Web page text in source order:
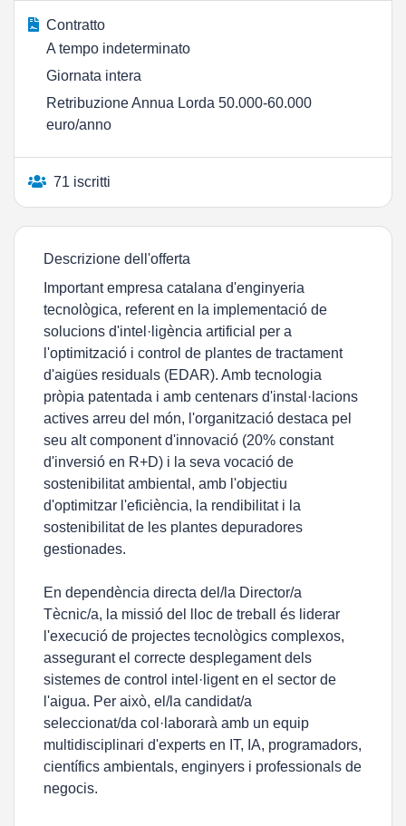
Contratto
A tempo indeterminato
Giornata intera
Retribuzione Annua Lorda 50.000-60.000
euro/anno
71 iscritti
Descrizione dell'offerta
Important empresa catalana d'enginyeria
tecnològica, referent en la implementació de
solucions d'intel·ligència artificial per a
l'optimització i control de plantes de tractament
d'aigües residuals (EDAR). Amb tecnologia
pròpia patentada i amb centenars d'instal·lacions
actives arreu del món, l'organització destaca pel
seu alt component d'innovació (20% constant
d'inversió en R+D) i la seva vocació de
sostenibilitat ambiental, amb l'objectiu
d'optimitzar l'eficiència, la rendibilitat i la
sostenibilitat de les plantes depuradores
gestionades.
En dependència directa del/la Director/a
Tècnic/a, la missió del lloc de treball és liderar
l'execució de projectes tecnològics complexos,
assegurant el correcte desplegament dels
sistemes de control intel·ligent en el sector de
l'aigua. Per això, el/la candidat/a
seleccionat/da col·laborarà amb un equip
multidisciplinari d'experts en IT, IA, programadors,
científics ambientals, enginyers i professionals de
negocis.